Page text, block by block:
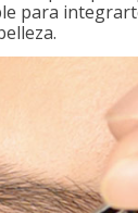
para